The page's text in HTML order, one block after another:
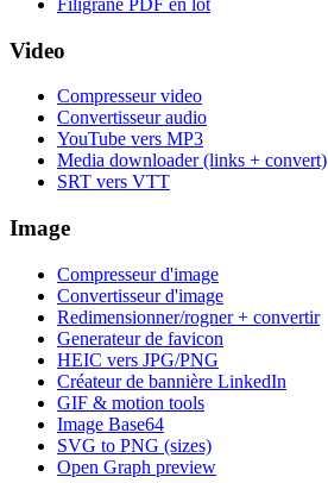
Video
Compresseur video
Convertisseur audio
YouTube vers MP3
Media downloader (links + convert)
SRT vers VTT
Image
Compresseur d'image
Convertisseur d'image
Redimensionner/rogner + convertir
Generateur de favicon
HEIC vers JPG/PNG
Créateur de bannière LinkedIn
GIF & motion tools
Image Base64
SVG to PNG (sizes)
Open Graph preview